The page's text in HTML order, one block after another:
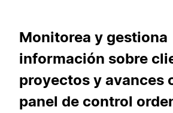
Monitorea y gestiona
información sobre
proyectos y avances
panel de control